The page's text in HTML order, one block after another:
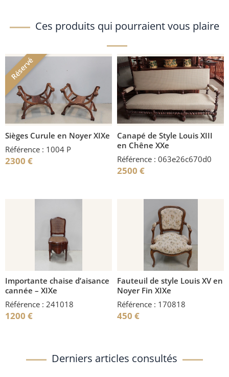
Ces produits qui pourraient vous plaire
Réservé
Sièges Curule en Noyer XIXe
Référence : 1004 P
2300 €
Canapé de Style Louis XIII
en Chêne XXe
Référence : 063e26c670d0
2500 €
Importante chaise d’aisance
cannée – XIXe
Référence : 241018
1200 €
Fauteuil de style Louis XV en
Noyer Fin XIXe
Référence : 170818
450 €
Derniers articles consultés